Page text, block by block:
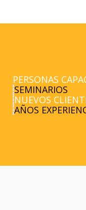
PERSONAS
SEMINARIOS
NUEVOS
AÑOS